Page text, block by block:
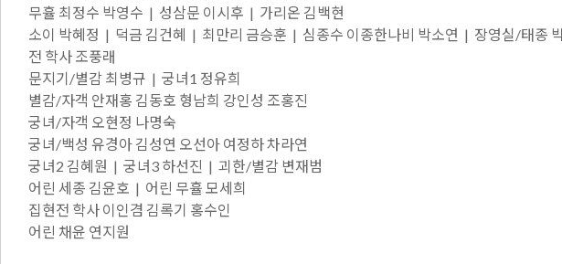
무휼 최정수 박영수 | 성삼문 이시후 | 가리온 김백현
소이 박혜정 | 덕금 김건혜 | 최만리 금승훈 | 심종수 이종한나비 박소연 | 장영실/태종
전 학사 조풍래
문지기/별감 최병규 | 궁녀1 정유희
별감/자객 안재홍 김동호 형남희 강인성 조홍진
궁녀/자객 오현정 나명숙
궁녀/백성 유경아 김성연 오선아 여정하 차라연
궁녀2 김혜원 | 궁녀3 하선진 | 괴한/별감 변재범
어린 세종 김윤호 | 어린 무휼 모세희
집현전 학사 이인겸 김록기 홍수인
어린 채윤 연지원